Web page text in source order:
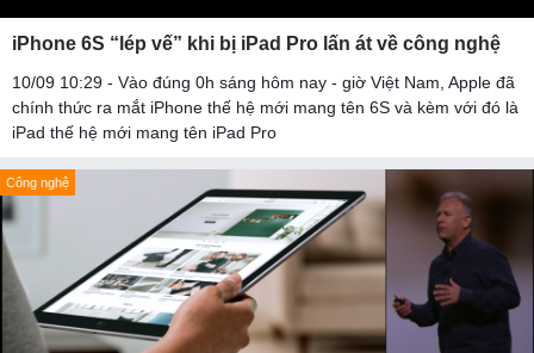
iPhone 6S “lép vế” khi bị iPad Pro lấn át về công nghệ
10/09 10:29 - Vào đúng 0h sáng hôm nay - giờ Việt Nam, Apple đã
chính thức ra mắt iPhone thế hệ mới mang tên 6S và kèm với đó là
iPad thế hệ mới mang tên iPad Pro
Công nghệ